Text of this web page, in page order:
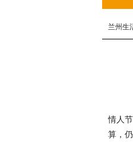
兰州生
情人
算，